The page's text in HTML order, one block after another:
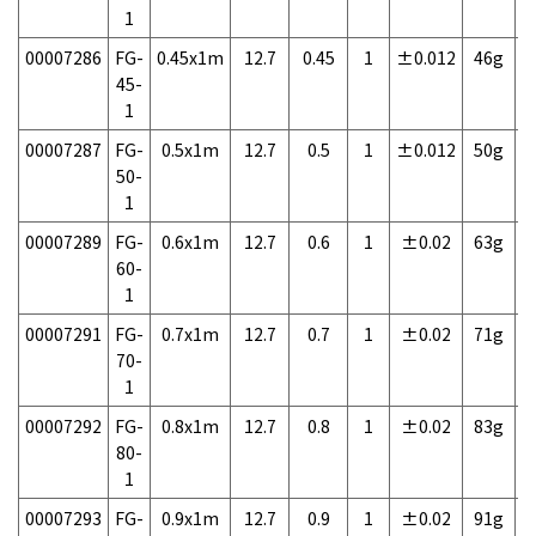
1
00007286
FG-
45-
1
0.45x1m 12.7 0.45 1 ±0.012 46g
00007287
FG-
50-
1
0.5x1m 12.7 0.5 1 ±0.012 50g
00007289
FG-
60-
1
0.6x1m 12.7 0.6 1 ±0.02 63g
00007291
FG-
70-
1
0.7x1m 12.7 0.7 1 ±0.02 71g
00007292
FG-
80-
1
0.8x1m 12.7 0.8 1 ±0.02 83g
00007293
FG-
0.9x1m 12.7 0.9 1 ±0.02 91g